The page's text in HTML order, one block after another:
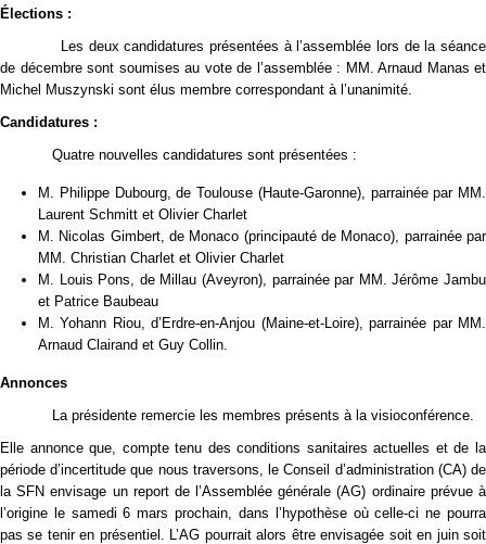
Élections :
Les deux candidatures présentées à l’assemblée lors de la séance
de décembre sont soumises au vote de l’assemblée : MM. Arnaud Manas et
Michel Muszynski sont élus membre correspondant à l’unanimité.
Candidatures :
Quatre nouvelles candidatures sont présentées :
M. Philippe Dubourg, de Toulouse (Haute-Garonne), parrainée par MM.
Laurent Schmitt et Olivier Charlet
M. Nicolas Gimbert, de Monaco (principauté de Monaco), parrainée par
MM. Christian Charlet et Olivier Charlet
M. Louis Pons, de Millau (Aveyron), parrainée par MM. Jérôme Jambu
et Patrice Baubeau
M. Yohann Riou, d’Erdre-en-Anjou (Maine-et-Loire), parrainée par MM.
Arnaud Clairand et Guy Collin.
Annonces
La présidente remercie les membres présents à la visioconférence.
Elle annonce que, compte tenu des conditions sanitaires actuelles et de la
période d’incertitude que nous traversons, le Conseil d’administration (CA) de
la SFN envisage un report de l’Assemblée générale (AG) ordinaire prévue à
l’origine le samedi 6 mars prochain, dans l’hypothèse où celle-ci ne pourra
pas se tenir en présentiel. L’AG pourrait alors être envisagée soit en juin soit